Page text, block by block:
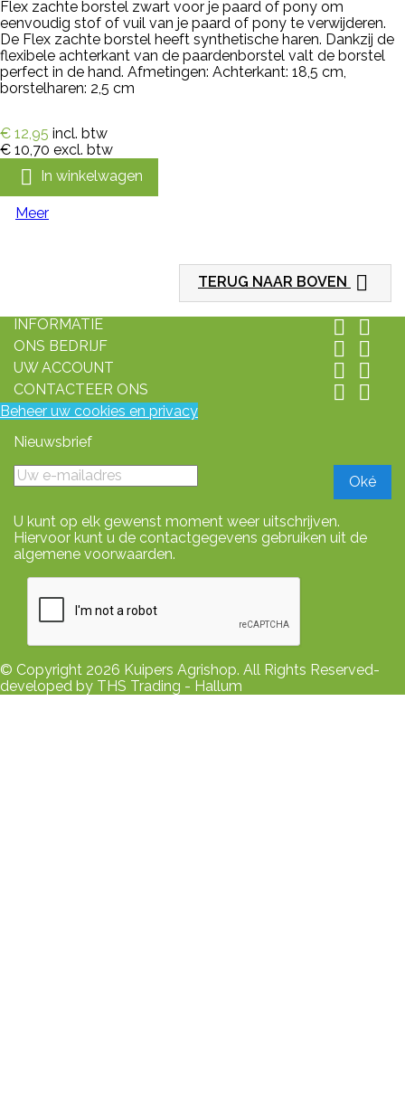
Flex zachte borstel zwart voor je paard of pony om
eenvoudig stof of vuil van je paard of pony te verwijderen.
De Flex zachte borstel heeft synthetische haren. Dankzij de
flexibele achterkant van de paardenborstel valt de borstel
perfect in de hand. Afmetingen: Achterkant: 18,5 cm,
borstelharen: 2,5 cm
€ 12,95 incl. btw
€ 10,70 excl. btw
 In winkelwagen
Meer
TERUG NAAR BOVEN 
INFORMATIE  
ONS BEDRIJF  
UW ACCOUNT  
CONTACTEER ONS  
Beheer uw cookies en privacy
Nieuwsbrief
U kunt op elk gewenst moment weer uitschrijven.
Hiervoor kunt u de contactgegevens gebruiken uit de
algemene voorwaarden.
© Copyright 2026 Kuipers Agrishop. All Rights Reserved-
developed by THS Trading - Hallum